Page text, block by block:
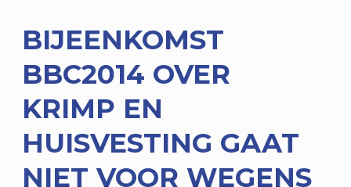
BIJEENKOMST
BBC2014 OVER
KRIMP EN
HUISVESTING GAAT
NIET VOOR WEGENS